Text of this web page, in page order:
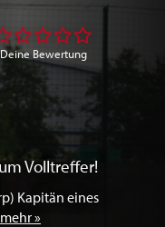
Volltreffer!
Kapitän eines
mehr »
Deine Bewertung